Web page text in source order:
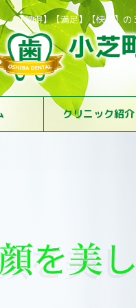
【納得】【満足】【快適】の
クリニック紹介